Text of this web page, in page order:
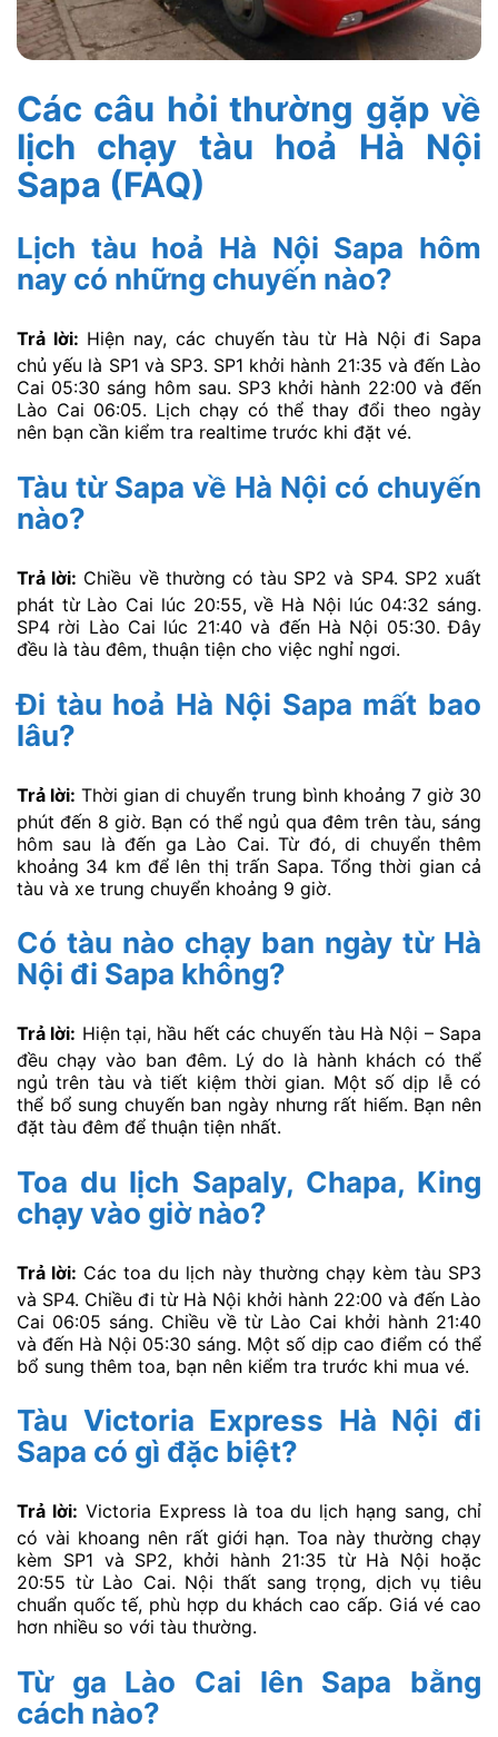
Các câu hỏi thường gặp về
lịch chạy tàu hoả Hà Nội
Sapa (FAQ)
Lịch tàu hoả Hà Nội Sapa hôm
nay có những chuyến nào?
Trả lời: Hiện nay, các chuyến tàu từ Hà Nội đi Sapa
chủ yếu là SP1 và SP3. SP1 khởi hành 21:35 và đến Lào
Cai 05:30 sáng hôm sau. SP3 khởi hành 22:00 và đến
Lào Cai 06:05. Lịch chạy có thể thay đổi theo ngày
nên bạn cần kiểm tra realtime trước khi đặt vé.
Tàu từ Sapa về Hà Nội có chuyến
nào?
Trả lời: Chiều về thường có tàu SP2 và SP4. SP2 xuất
phát từ Lào Cai lúc 20:55, về Hà Nội lúc 04:32 sáng.
SP4 rời Lào Cai lúc 21:40 và đến Hà Nội 05:30. Đây
đều là tàu đêm, thuận tiện cho việc nghỉ ngơi.
Đi tàu hoả Hà Nội Sapa mất bao
lâu?
Trả lời: Thời gian di chuyển trung bình khoảng 7 giờ 30
phút đến 8 giờ. Bạn có thể ngủ qua đêm trên tàu, sáng
hôm sau là đến ga Lào Cai. Từ đó, di chuyển thêm
khoảng 34 km để lên thị trấn Sapa. Tổng thời gian cả
tàu và xe trung chuyển khoảng 9 giờ.
Có tàu nào chạy ban ngày từ Hà
Nội đi Sapa không?
Trả lời: Hiện tại, hầu hết các chuyến tàu Hà Nội – Sapa
đều chạy vào ban đêm. Lý do là hành khách có thể
ngủ trên tàu và tiết kiệm thời gian. Một số dịp lễ có
thể bổ sung chuyến ban ngày nhưng rất hiếm. Bạn nên
đặt tàu đêm để thuận tiện nhất.
Toa du lịch Sapaly, Chapa, King
chạy vào giờ nào?
Trả lời: Các toa du lịch này thường chạy kèm tàu SP3
và SP4. Chiều đi từ Hà Nội khởi hành 22:00 và đến Lào
Cai 06:05 sáng. Chiều về từ Lào Cai khởi hành 21:40
và đến Hà Nội 05:30 sáng. Một số dịp cao điểm có thể
bổ sung thêm toa, bạn nên kiểm tra trước khi mua vé.
Tàu Victoria Express Hà Nội đi
Sapa có gì đặc biệt?
Trả lời: Victoria Express là toa du lịch hạng sang, chỉ
có vài khoang nên rất giới hạn. Toa này thường chạy
kèm SP1 và SP2, khởi hành 21:35 từ Hà Nội hoặc
20:55 từ Lào Cai. Nội thất sang trọng, dịch vụ tiêu
chuẩn quốc tế, phù hợp du khách cao cấp. Giá vé cao
hơn nhiều so với tàu thường.
Từ ga Lào Cai lên Sapa bằng
cách nào?